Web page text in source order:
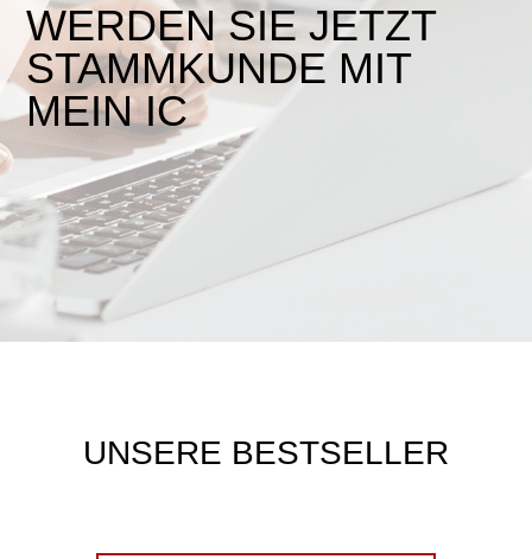
WERDEN SIE JETZT
STAMMKUNDE MIT
MEIN IC
UNSERE BESTSELLER